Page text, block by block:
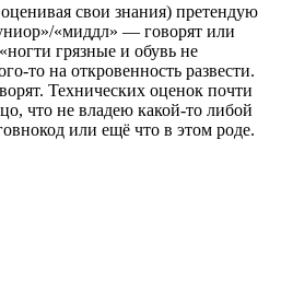
свои знания) претендую
«миддл» — говорят или
грязные и обувь не
то на откровенность развести.
Технических оценок почти
что не владею какой-то либой
или ещё что в этом роде.